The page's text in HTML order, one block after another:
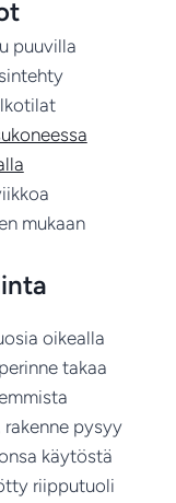
puuvilla
mukaan
oikealla
takaa
pysyy
käytöstä
riipputuoli